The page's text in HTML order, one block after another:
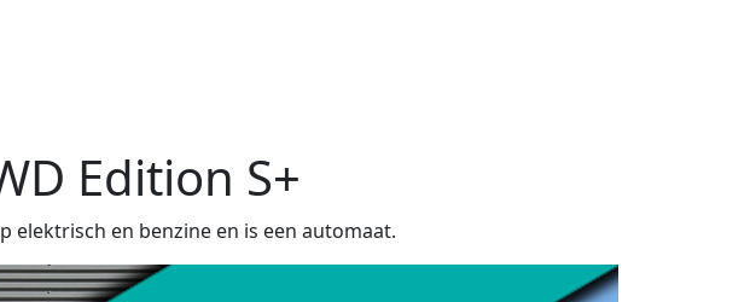
Edition S+
elektrisch en benzine en is een automaat.